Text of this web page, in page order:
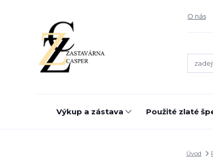
O nás
Výkup a zástava Použité zlaté
Úvod